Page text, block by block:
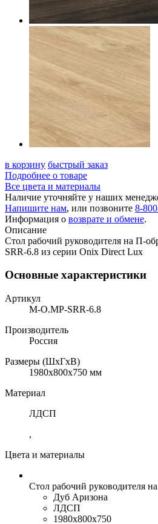
в корзину быстрый заказ
Подробнее о товаре
Все цвета и материалы
Наличие уточняйте у наших
Напишите нам, или позвоните 8-
Информация о возврате и обмене.
Описание
Стол рабочий руководителя на П-
SRR-6.8 из серии Onix Direct Lux
Основные характеристики
Артикул
M-O.MP-SRR-6.8
Производитель
Россия
Размеры (ШхГхВ)
1980x800x750 мм
Материал
ЛДСП
,
Цвета и материалы
Стол рабочий руководителя
Дуб Аризона
ЛДСП
1980x800x750